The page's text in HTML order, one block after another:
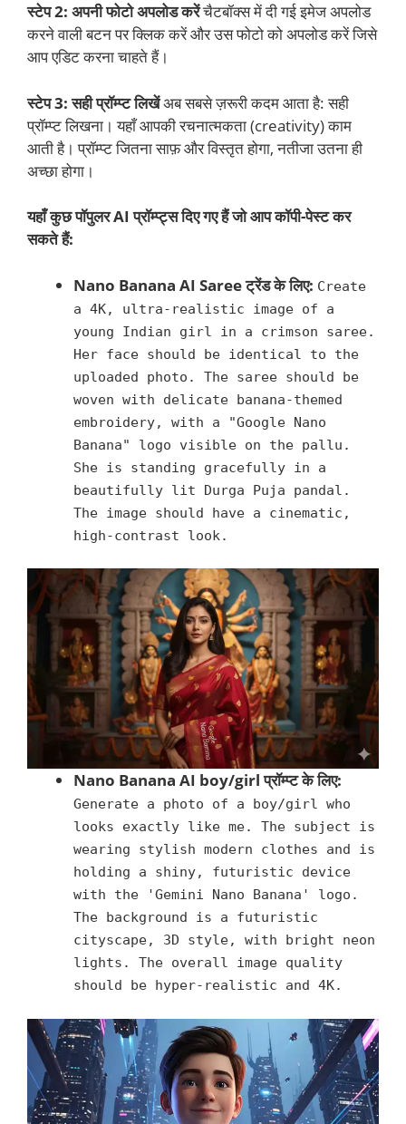
स्टेप 2: अपनी फोटो अपलोड करेंचैटबॉक्स में दी गई इमेज अपलोड
करने वाली बटन पर क्लिक करें और उस फोटो को अपलोड करें जिसे
आप एडिट करना चाहते हैं।
स्टेप 3: सही प्रॉम्प्ट लिखेंअब सबसे ज़रूरी कदम आता है: सही
प्रॉम्प्ट लिखना। यहाँ आपकी रचनात्मकता (creativity) काम
आती है। प्रॉम्प्ट जितना साफ़ और विस्तृत होगा, नतीजा उतना ही
अच्छा होगा।
यहाँ कुछ पॉपुलर AI प्रॉम्प्ट्स दिए गए हैं जो आप कॉपी-पेस्ट कर
सकते हैं:
Nano Banana AI Saree ट्रेंड के लिए: Create
a 4K, ultra-realistic image of a
young Indian girl in a crimson saree.
Her face should be identical to the
uploaded photo. The saree should be
woven with delicate banana-themed
embroidery, with a "Google Nano
Banana" logo visible on the pallu.
She is standing gracefully in a
beautifully lit Durga Puja pandal.
The image should have a cinematic,
high-contrast look.
Nano Banana AI boy/girl प्रॉम्प्ट के लिए:
Generate a photo of a boy/girl who
looks exactly like me. The subject is
wearing stylish modern clothes and is
holding a shiny, futuristic device
with the 'Gemini Nano Banana' logo.
The background is a futuristic
cityscape, 3D style, with bright neon
lights. The overall image quality
should be hyper-realistic and 4K.